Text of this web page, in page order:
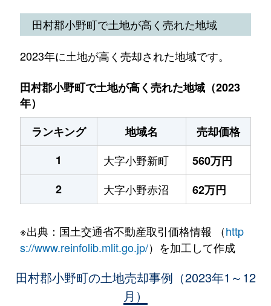
田村郡小野町で土地が高く売れた地域
2023年に土地が高く売却された地域です。
田村郡小野町で土地が高く売れた地域（2023
年）
ランキング
地域名
売却価格
1
大字小野新町
560万円
2
大字小野赤沼 62万円
※出典：国土交通省不動産取引価格情報 （http
s://www.reinfolib.mlit.go.jp/）を加工して作成
田村郡小野町の土地売却事例（2023年1～12
月）